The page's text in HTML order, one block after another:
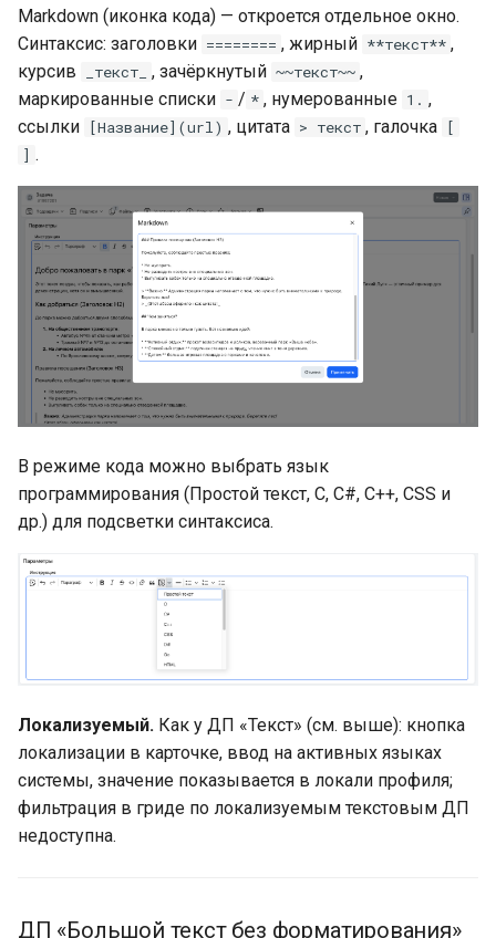
Markdown (иконка кода) — откроется отдельное окно.
Синтаксис: заголовки ======== , жирный **текст** ,
курсив
_текст_ , зачёркнутый ~~текст~~ ,
маркированные списки - / * , нумерованные 1. ,
ссылки [Название](url) , цитата > текст , галочка [
] .
В режиме кода можно выбрать язык
программирования (Простой текст, C, C#, C++, CSS и
др.) для подсветки синтаксиса.
Локализуемый. Как у ДП «Текст» (см. выше): кнопка
локализации в карточке, ввод на активных языках
системы, значение показывается в локали профиля;
фильтрация в гриде по локализуемым текстовым ДП
недоступна.
ДП «Большой текст без форматирования»